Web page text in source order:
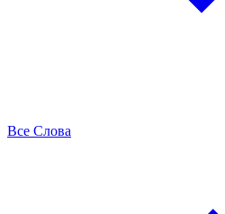
Все Слова